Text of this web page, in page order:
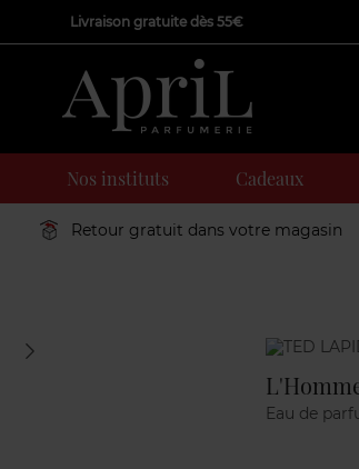
Livraison gratuite dès 55€
Nos instituts Cadeaux
Retour gratuit dans votre magasin
Marque
Eau de